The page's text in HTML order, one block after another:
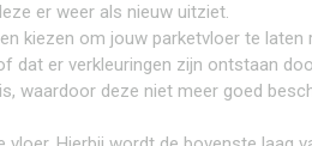
er weer als nieuw uitziet.
kiezen om jouw parketvloer te laten
dat er verkleuringen zijn ontstaan
waardoor deze niet meer goed